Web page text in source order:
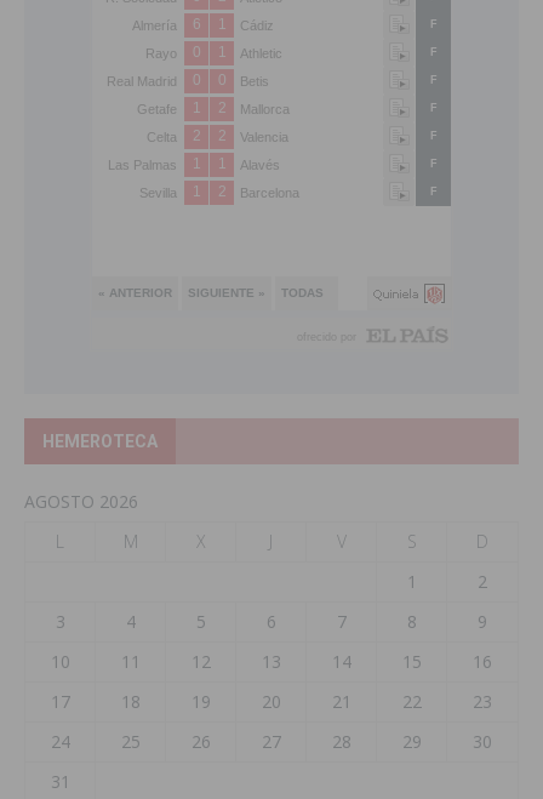
HEMEROTECA
AGOSTO 2026
L
M X J V S
D
1
2
3
4 5 6 7 8
9
10
11 12 13 14 15
16
17
18 19 20 21 22
23
24
25 26 27 28 29
30
31